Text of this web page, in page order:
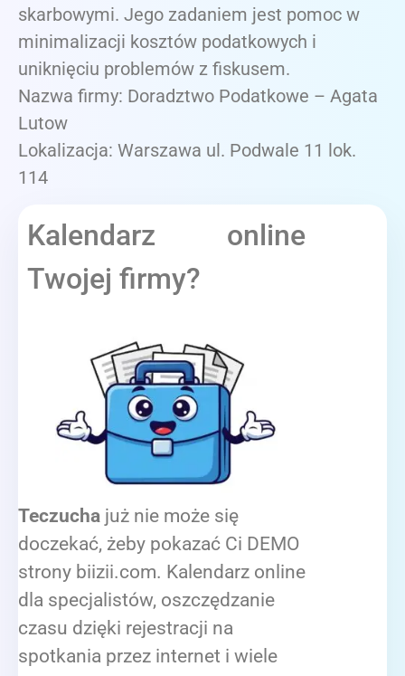
skarbowymi. Jego zadaniem jest pomoc w
minimalizacji kosztów podatkowych i
uniknięciu problemów z fiskusem.
Nazwa firmy: Doradztwo Podatkowe – Agata
Lutow
Lokalizacja: Warszawa ul. Podwale 11 lok.
114
Kalendarz online
Twojej firmy?
Teczucha już nie może się
doczekać, żeby pokazać Ci DEMO
strony biizii.com. Kalendarz online
dla specjalistów, oszczędzanie
czasu dzięki rejestracji na
spotkania przez internet i wiele